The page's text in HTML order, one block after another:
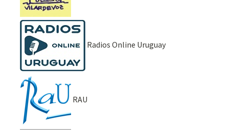
Radios Online Uruguay
RAU